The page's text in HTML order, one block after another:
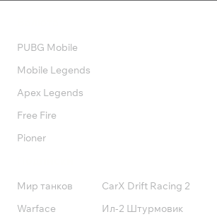
PUBG Mobile
Mobile Legends
Apex Legends
Free Fire
Pioner
Мир танков
Warface
CarX Drift Racing 2
Ил-2 Штурмовик